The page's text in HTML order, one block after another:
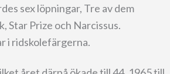
sex löpningar, Tre av dem
Star Prize och Narcissus.
i ridskolefärgerna.